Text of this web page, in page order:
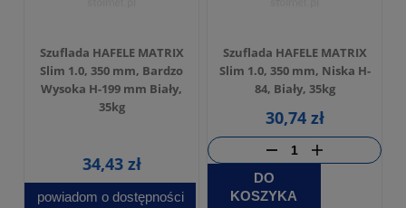
Szuflada HAFELE MATRIX
Slim 1.0, 350 mm, Bardzo
Wysoka H-199 mm Biały,
35kg
34,43 zł
powiadom o dostępności
Szuflada HAFELE MATRIX
Slim 1.0, 350 mm, Niska H-
84, Biały, 35kg
30,74 zł
DO
KOSZYKA